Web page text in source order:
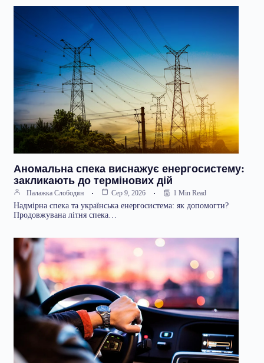
Аномальна спека виснажує енергосистему:
закликають до термінових дій
Палажка Слободян Сер 9, 2026 1 Min Read
Надмірна спека та українська енергосистема: як допомогти?
Продовжувана літня спека…